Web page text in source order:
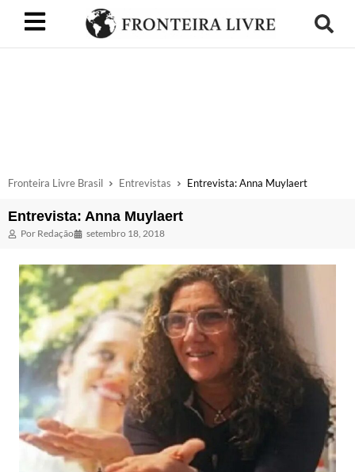
Fronteira Livre Brasil Entrevistas Entrevista: Anna Muylaert
Entrevista: Anna Muylaert
Por Redação setembro 18, 2018